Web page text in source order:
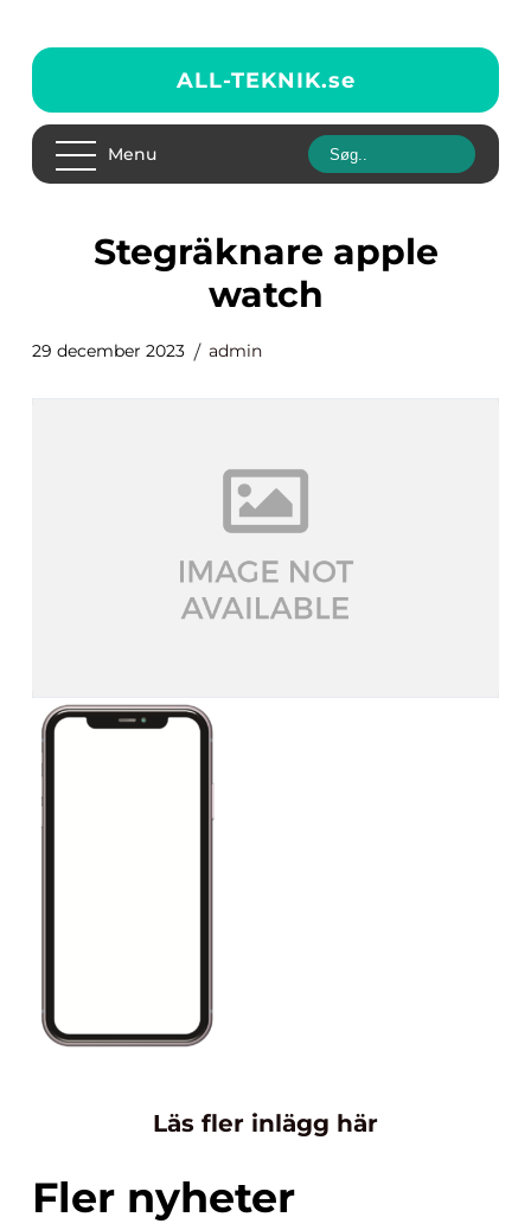
ALL-TEKNIK.se
Menu
stegräknare apple
watch
29 december 2023 admin
Läs fler inlägg här
Fler nyheter